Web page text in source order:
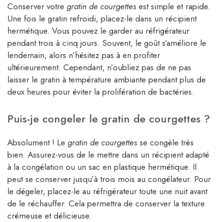
Conserver votre gratin de courgettes est simple et rapide.
Une fois le gratin refroidi, placez-le dans un récipient
hermétique. Vous pouvez le garder au réfrigérateur
pendant trois à cinq jours. Souvent, le goût s’améliore le
lendemain, alors n’hésitez pas à en profiter
ultérieurement. Cependant, n’oubliez pas de ne pas
laisser le gratin à température ambiante pendant plus de
deux heures pour éviter la prolifération de bactéries.
Puis-je congeler le gratin de courgettes ?
Absolument ! Le gratin de courgettes se congèle très
bien. Assurez-vous de le mettre dans un récipient adapté
à la congélation ou un sac en plastique hermétique. Il
peut se conserver jusqu’à trois mois au congélateur. Pour
le dégeler, placez-le au réfrigérateur toute une nuit avant
de le réchauffer. Cela permettra de conserver la texture
crémeuse et délicieuse.